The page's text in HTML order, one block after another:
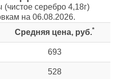
(чистое серебро 4,18г)
на 06.08.2026.
Средняя цена, руб.*
693
528